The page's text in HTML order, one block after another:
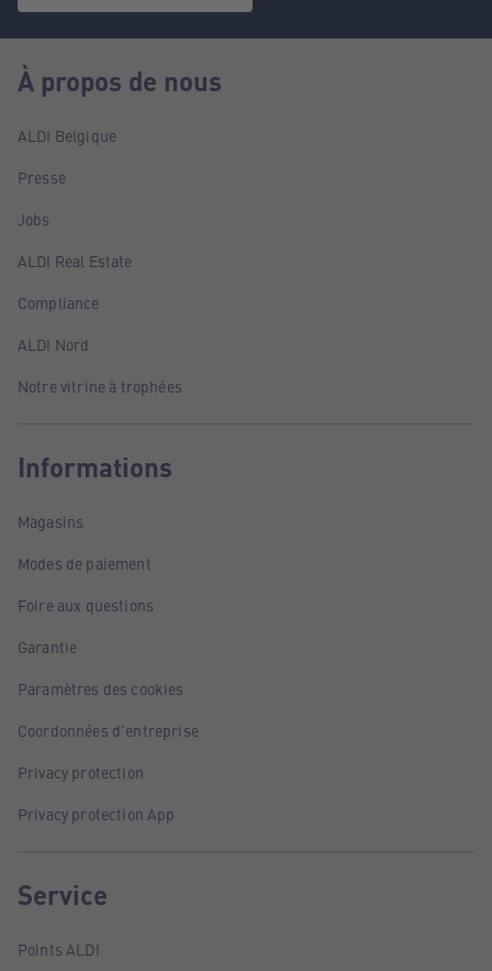
À propos de nous
ALDI Belgique
Presse
Jobs
ALDI Real Estate
Compliance
ALDI Nord
Notre vitrine à trophées
Informations
Magasins
Modes de paiement
Foire aux questions
Garantie
Paramètres des cookies
Coordonnées d'entreprise
Privacy protection
Privacy protection App
Service
Points ALDI